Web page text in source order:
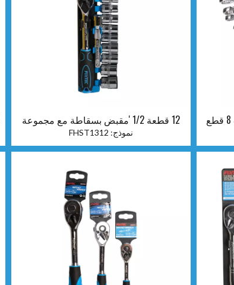
12 قطعة 1/2 'مقبض بسقاطة مع مجموعة
مآخذ نموذج: FHST1312